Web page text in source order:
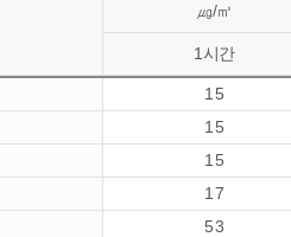
㎍/㎥
1시간
15
15
15
17
53